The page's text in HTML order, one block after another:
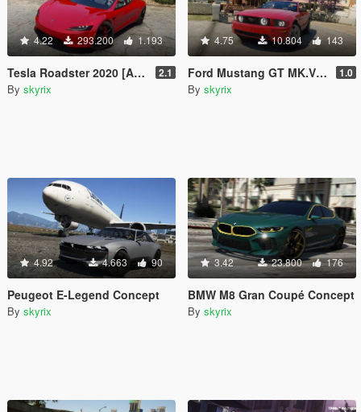
4.22 293.200 1.193
Tesla Roadster 2020 [Add-On | Unlocked | Extra | DirtMap | Auto Spoiler] 2.1
By skyrix
4.75 10.804 143
Ford Mustang GT MK.V 2005 [Add-On | Unlocked | Tuning | Template] 1.0
By skyrix
4.92 4.663 90
Peugeot E-Legend Concept
By skyrix
3.42 23.800 176
BMW M8 Gran Coupé Concept
By skyrix